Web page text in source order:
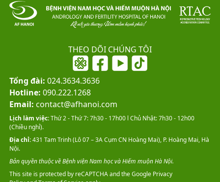
THEO DÕI CHÚNG TÔI
Tổng đài: 024.3634.3636
Hotline: 090.222.1268
Email: contact@afhanoi.com
This site is protected by reCAPTCHA and the GooglePrivacy
Lịch làm việc:Thứ 2 - Thứ 7: 7h30 - 17h00 l Chủ Nhật: 7h30 - 12h00
(Chiều nghỉ).
Địa chỉ:431 Tam Trinh (Lô 07 – 3A Cụm CN Hoàng Mai), P. Hoàng Mai, Hà
Nội.
Bản quyền thuộc về Bệnh viện Nam học và Hiếm muộn Hà Nội.